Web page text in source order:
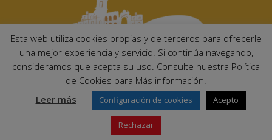
Ayuntamiento de Palma del Río. Plaza Mayor de Andalucía, 1 C.P:
14700 – Palma del Río (Córdoba)
Email:
ayuntamiento@palmadelrio.es
Teléfono: 957 71 02 44 | Fax: 957 64 47 39
Esta web utiliza cookies propias y de terceros para ofrecerle
una mejor experiencia y servicio. Si continúa navegando,
consideramos que acepta su uso. Consulte nuestra Política
de Cookies para Más información.
Leer más
Configuración de cookies Acepto
Rechazar